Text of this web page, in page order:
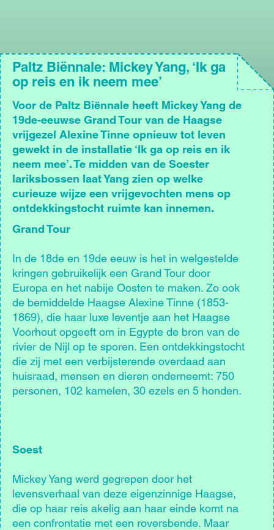
Paltz Biënnale: Mickey Yang, ‘Ik ga
op reis en ik neem mee’
Voor de Paltz Biënnale heeft Mickey Yang de
19de-eeuwse Grand Tour van de Haagse
vrijgezel Alexine Tinne opnieuw tot leven
gewekt in de installatie ‘Ik ga op reis en ik
neem mee’. Te midden van de Soester
lariksbossen laat Yang zien op welke
curieuze wijze een vrijgevochten mens op
ontdekkingstocht ruimte kan innemen.
Grand Tour
In de 18de en 19de eeuw is het in welgestelde
kringen gebruikelijk een Grand Tour door
Europa en het nabije Oosten te maken. Zo ook
de bemiddelde Haagse Alexine Tinne (1853-
1869), die haar luxe leventje aan het Haagse
Voorhout opgeeft om in Egypte de bron van de
rivier de Nijl op te sporen. Een ontdekkingstocht
die zij met een verbijsterende overdaad aan
huisraad, mensen en dieren onderneemt: 750
personen, 102 kamelen, 30 ezels en 5 honden.
Soest
Mickey Yang werd gegrepen door het
levensverhaal van deze eigenzinnige Haagse,
die op haar reis akelig aan haar einde komt na
een confrontatie met een roversbende. Maar